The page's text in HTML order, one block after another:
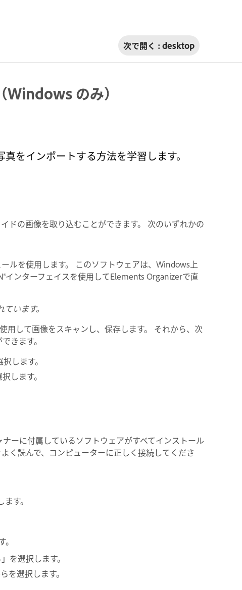
次で開く : desktop
のみ）
をインポートする方法を学習します。
ドの画像を取り込むことができます。 次のいずれかの
ルを使用します。 このソフトウェアは、Windows上
インターフェイスを使用してElements Organizerで直
います。
用して画像をスキャンし、保存します。 それから、次
きます。
します。
します。
ーに付属しているソフトウェアがすべてインストール
く読んで、コンピューターに正しく接続してくださ
す。
を選択します。
を選択します。